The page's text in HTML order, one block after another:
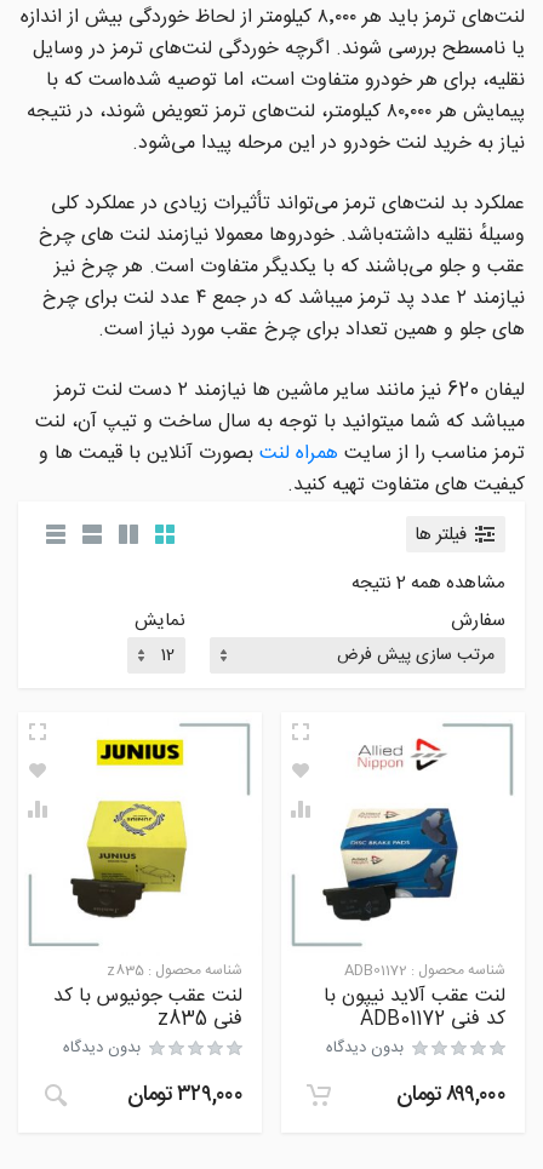
لنت‌های ترمز باید هر ۸٬۰۰۰ کیلومتر از لحاظ خوردگی بیش از اندازه
یا نامسطح بررسی شوند. اگرچه خوردگی لنت‌های ترمز در وسایل
نقلیه، برای هر خودرو متفاوت است، اما توصیه شده‌است که با
پیمایش هر ۸۰٬۰۰۰ کیلومتر، لنت‌های ترمز تعویض شوند، در نتیجه
نیاز به خرید لنت خودرو در این مرحله پیدا می‌شود.
عملکرد بد لنت‌های ترمز می‌تواند تأثیرات زیادی در عملکرد کلی
وسیلهٔ نقلیه داشته‌باشد. خودروها معمولا نیازمند لنت های چرخ
عقب و جلو می‌باشند که با یکدیگر متفاوت است. هر چرخ نیز
نیازمند ۲ عدد پد ترمز میباشد که در جمع ۴ عدد لنت برای چرخ
های جلو و همین تعداد برای چرخ عقب مورد نیاز است.
لیفان 620 نیز مانند سایر ماشین ها نیازمند ۲ دست لنت ترمز
میباشد که شما میتوانید با توجه به سال ساخت و تیپ آن، لنت
ترمز مناسب را از سایت همراه لنتبصورت آنلاین با قیمت ها و
کیفیت های متفاوت تهیه کنید.
فیلتر ها
مشاهده همه 2 نتیجه
سفارش
نمایش
شناسه محصول : ADB01172
لنت عقب آلاید نیپون با
کد فنی ADB01172
بدون دیدگاه
۸۹۹,۰۰۰تومان
شناسه محصول : z835
لنت عقب جونیوس با کد
فنی z835
بدون دیدگاه
۳۲۹,۰۰۰تومان